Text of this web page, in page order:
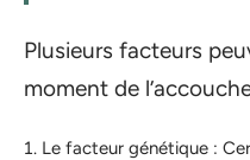
Plusieurs facteurs
moment de
Le facteur génétique :